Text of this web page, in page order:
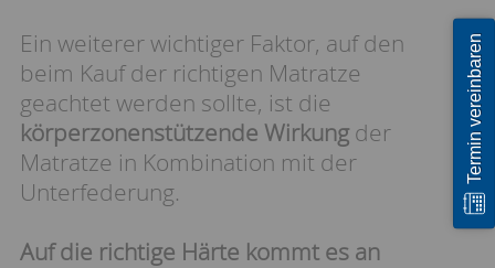
Ein weiterer wichtiger Faktor, auf den
beim Kauf der richtigen Matratze
geachtet werden sollte, ist die
körperzonenstützende Wirkung der
Matratze in Kombination mit der
Unterfederung.
Auf die richtige Härte kommt es an
Termin vereinbaren